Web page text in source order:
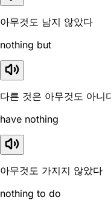
아무것도 남지 않았다
nothing but
다른 것은 아무것도 아니
have nothing
아무것도 가지지 않았다
nothing to do